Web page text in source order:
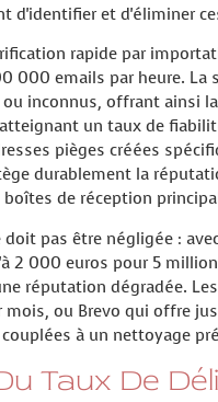
d'identifier et d'éliminer
rapide par
000 emails par heure.
inconnus, offrant ainsi
un taux de
pièges créées
durablement la
de réception
pas être négligée :
2 000 euros pour 5
réputation dégradée.
ou Brevo qui offre
à un nettoyage
Taux De